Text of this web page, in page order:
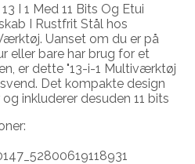
I 1 Med 11 Bits Og Etui
I Rustfrit Stål hos
Uanset om du er på
eller bare har brug for et
er dette "13-i-1 Multiværktøj
Det kompakte design
inkluderer desuden 11 bits